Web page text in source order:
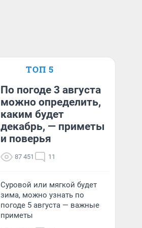
ТОП 5
По погоде 3 августа
можно определить,
каким будет
декабрь, — приметы
и поверья
87 451 11
Суровой или мягкой будет
зима, можно узнать по
погоде 5 августа — важные
приметы